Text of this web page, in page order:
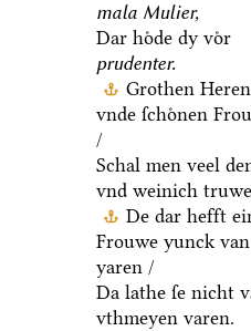
mala Mulier,
Dar hoͤde dy voͤr
prudenter.
Grothen Heren
vnde ſchoͤnen
/
Schal men veel
vnd weinich
De dar hefft
Frouwe yunck van
yaren /
Da lathe ſe nicht
vthmeyen varen.